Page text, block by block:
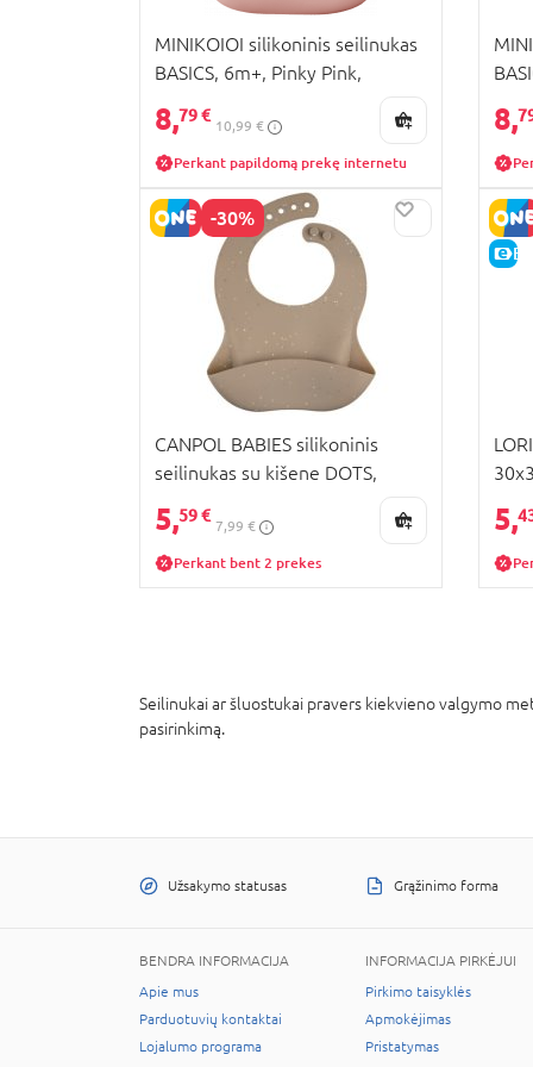
MINIKOIOI silikoninis seilinukas
BASICS, 6m+, Pinky Pink,
8,79 €
10,99 €
Perkant papildomą prekę internetu
8,
-30%
CANPOL BABIES silikoninis
seilinukas su kišene DOTS,
5,59 €
7,99 €
Perkant bent 2 prekes
E-
5,
Seilinukai ar šluostukai pravers kiekvieno valgymo
pasirinkimą.
Užsakymo statusas Grąžinimo forma
BENDRA INFORMACIJA
Apie mus
Parduotuvių kontaktai
Lojalumo programa
INFORMACIJA PIRKĖJUI
Pirkimo taisyklės
Apmokėjimas
Pristatymas